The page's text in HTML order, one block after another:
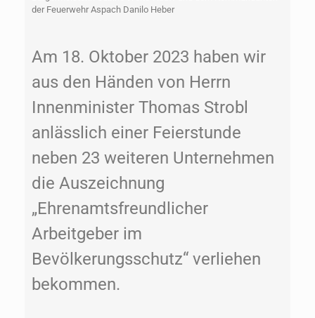
der Feuerwehr Aspach Danilo Heber
Am 18. Oktober 2023 haben wir
aus den Händen von Herrn
Innenminister Thomas Strobl
anlässlich einer Feierstunde
neben 23 weiteren Unternehmen
die Auszeichnung
„Ehrenamtsfreundlicher
Arbeitgeber im
Bevölkerungsschutz“ verliehen
bekommen.